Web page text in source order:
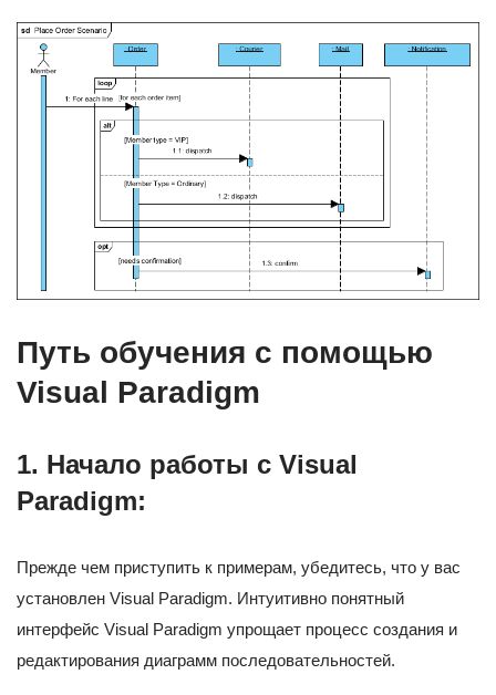
Путь обучения с помощью
Visual Paradigm
1. Начало работы с Visual
Paradigm:
Прежде чем приступить к примерам, убедитесь, что у вас
установлен Visual Paradigm. Интуитивно понятный
интерфейс Visual Paradigm упрощает процесс создания и
редактирования диаграмм последовательностей.